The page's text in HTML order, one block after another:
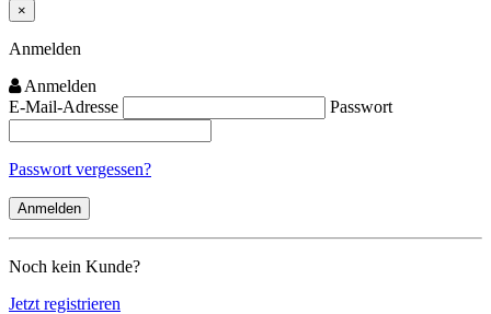
×
Close
Anmelden
Anmelden
E-Mail-Adresse
Passwort
Passwort vergessen?
Noch kein Kunde?
Jetzt registrieren